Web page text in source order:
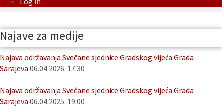
Najave za medije
Najava održavanja Svečane sjednice Gradskog vijeća Grada
Sarajeva 06.04.2026. 17:30
Najava održavanja Svečane sjednice Gradskog vijeća Grada
Sarajeva 06.04.2025. 19:00